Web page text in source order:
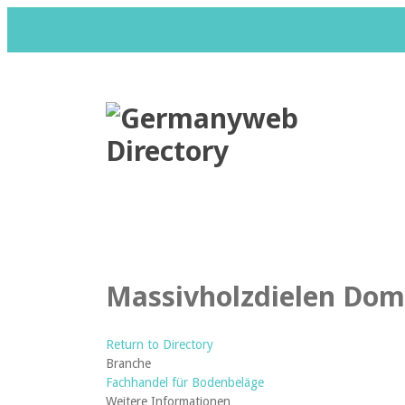
Massivholzdielen
Return to Directory
Branche
Fachhandel für Bodenbeläge
Weitere Informationen